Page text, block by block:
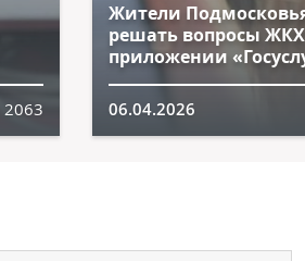
2063
Жители
решать вопросы
приложении
06.04.2026